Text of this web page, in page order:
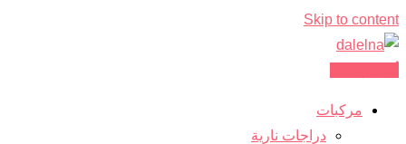
Skip to content
مركبات
دراجات نارية